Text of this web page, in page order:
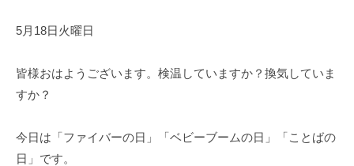
a
y
メ
5月18日火曜日
皆様おはようございます。検温していますか？換気していま
すか？
今日は「ファイバーの日」「ベビーブームの日」「ことばの
日」です。